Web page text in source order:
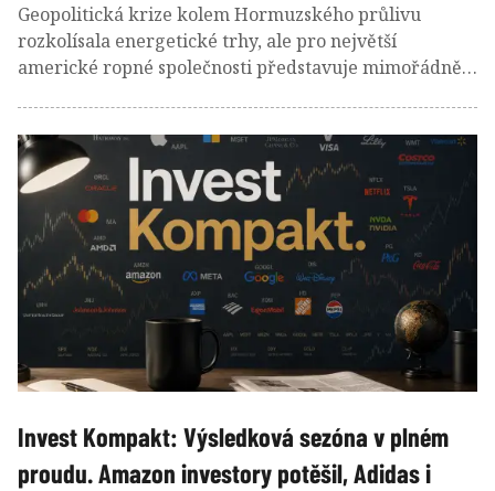
Geopolitická krize kolem Hormuzského průlivu
rozkolísala energetické trhy, ale pro největší
americké ropné společnosti představuje mimořádně
největších ropných firem na nejvyšší úrovně za
poslední roky.
Invest Kompakt: Výsledková sezóna v plném
proudu. Amazon investory potěšil, Adidas i